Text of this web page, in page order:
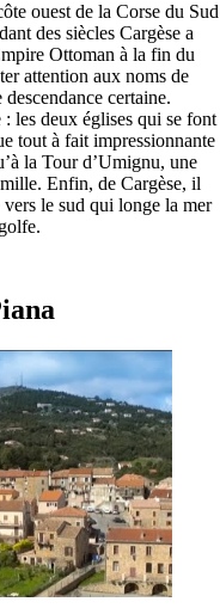
ouest de la Corse du Sud
des siècles Cargèse a
Ottoman à la fin du
attention aux noms de
certaine.
les deux églises qui se font
tout à fait impressionnante
la Tour d’Umignu, une
Enfin, de Cargèse, il
le sud qui longe la mer